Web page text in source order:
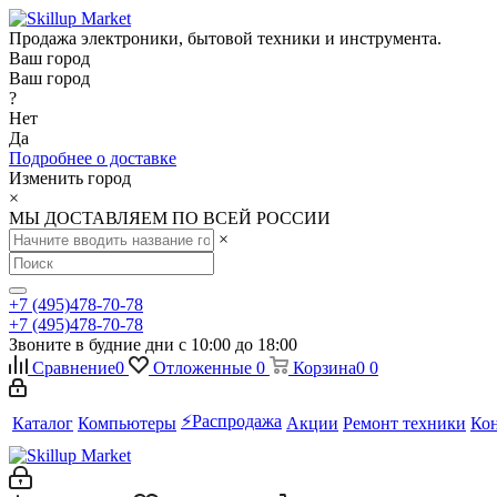
Продажа электроники, бытовой техники и инструмента.
Ваш город
Ваш город
?
Нет
Да
Подробнее о доставке
Изменить город
×
МЫ ДОСТАВЛЯЕМ ПО ВСЕЙ РОССИИ
×
+7 (495)478-70-78
+7 (495)478-70-78
Звоните в будние дни с 10:00 до 18:00
Сравнение0 Отложенные 0 Корзина0 0
Каталог Компьютеры ⚡️Распродажа Акции Ремонт техники